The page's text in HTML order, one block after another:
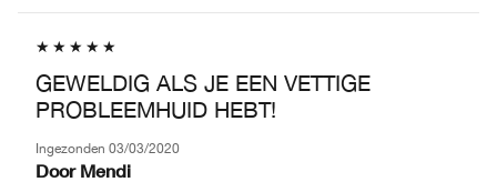
GEWELDIG ALS JE EEN VETTIGE
PROBLEEMHUID HEBT!
Ingezonden 03/03/2020
Door Mendi